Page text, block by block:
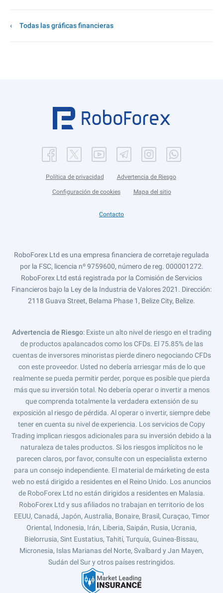
Todas las gráficas financieras
Política de privacidad Advertencia de Riesgo
Configuración de cookies Mapa del sitio
Contacto
RoboForex Ltd es una empresa financiera de corretaje regulada
por la FSC, licencia nº 9759600, número de reg. 000001272.
RoboForex Ltd está registrada por la Comisión de Servicios
Financieros bajo la Ley de la Industria de Valores 2021. Dirección:
2118 Guava Street, Belama Phase 1, Belize City, Belize.
Advertencia de Riesgo: Existe un alto nivel de riesgo en el trading
de productos apalancados como los CFDs. El 75.85% de las
cuentas de inversores minoristas pierde dinero negociando CFDs
con este proveedor. Usted no debería arriesgar más de lo que
realmente se pueda permitir perder, porque es posible que pierda
más que su inversión total. No debería operar o invertir a menos
que comprenda totalmente la verdadera extensión de su
exposición al riesgo de pérdida. Al operar o invertir, siempre debe
tener en cuenta su nivel de experiencia. Los servicios de Copy
Trading implican riesgos adicionales para su inversión debido a la
naturaleza de tales productos. Si los riesgos implícitos no le
parecen claros, por favor, consulte con un especialista externo
para un consejo independiente. El material de márketing de esta
web no está dirigido a residentes en el Reino Unido. Los anuncios
de RoboForex Ltd no están dirigidos a residentes en Malasia.
RoboForex Ltd y sus afiliados no trabajan en territorio de los
EEUU, Canadá, Japón, Australia, Bonaire, Brasil, Curaçao, Timor
Oriental, Indonesia, Irán, Liberia, Saipán, Rusia, Ucrania,
Bielorrusia, Sint Eustatius, Tahití, Turquía, Guinea-Bissau,
Micronesia, Islas Marianas del Norte, Svalbard y Jan Mayen,
Sudán del Sur y otros países restringidos.